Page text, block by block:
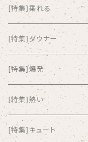
ALKASILKA
all about paradise
ALL ITEM 10 TIMES
Amia Calva
Amsterdamned
[特集]乗れる
[特集]ダウナー
[特集]爆発
[特集]熱い
[特集]キュート